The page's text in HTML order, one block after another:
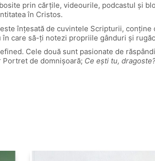
prin cărțile, videourile, podcastul și
în Cristos.
înțesată de cuvintele Scripturii,
care să-ți notezi propriile gânduri și
Cele două sunt pasionate de
de domnișoară; Ce ești tu,